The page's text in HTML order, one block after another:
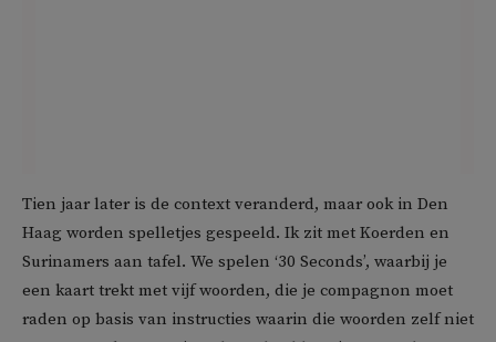
Tien jaar later is de context veranderd, maar ook in Den
Haag worden spelletjes gespeeld. Ik zit met Koerden en
Surinamers aan tafel. We spelen ‘30 Seconds’, waarbij je
een kaart trekt met vijf woorden, die je compagnon moet
raden op basis van instructies waarin die woorden zelf niet